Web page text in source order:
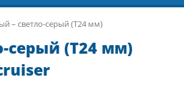
– светло-серый (Т24 мм)
серый (Т24 мм)